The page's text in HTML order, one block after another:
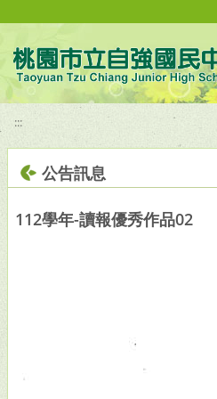
:::
公告訊息
112學年-讀報優秀作品02